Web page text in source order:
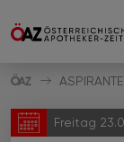
Freitag